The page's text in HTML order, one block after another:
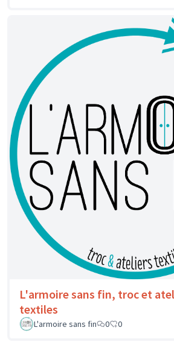
L'armoire sans fin, troc et
textiles
L'armoire sans fin
0 0